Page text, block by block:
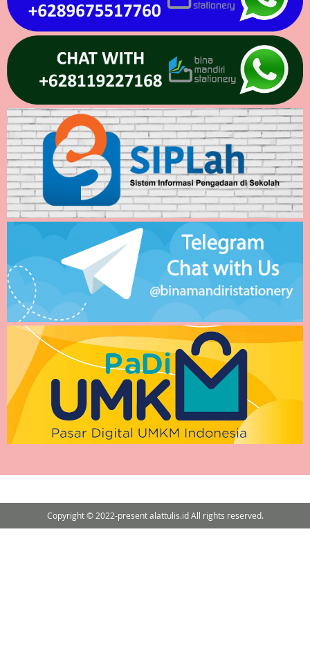
Copyright © 2022-present alattulis.id All rights reserved.